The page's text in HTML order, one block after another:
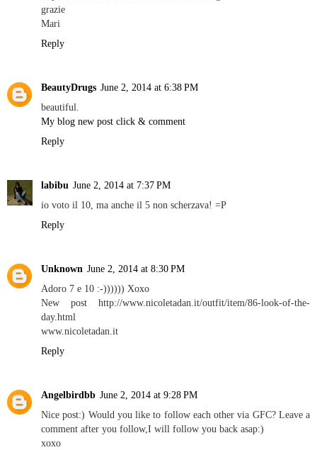
grazie
Mari
Reply
BeautyDrugs June 2, 2014 at 6:38 PM
beautiful.
My blog new post click & comment
Reply
labibu June 2, 2014 at 7:37 PM
io voto il 10, ma anche il 5 non scherzava! =P
Reply
Unknown June 2, 2014 at 8:30 PM
Adoro 7 e 10 :-)))))) Xoxo
New post http://www.nicoletadan.it/outfit/item/86-look-of-the-
day.html
www.nicoletadan.it
Reply
Angelbirdbb June 2, 2014 at 9:28 PM
Nice post:) Would you like to follow each other via GFC? Leave a
comment after you follow,I will follow you back asap:)
xoxo